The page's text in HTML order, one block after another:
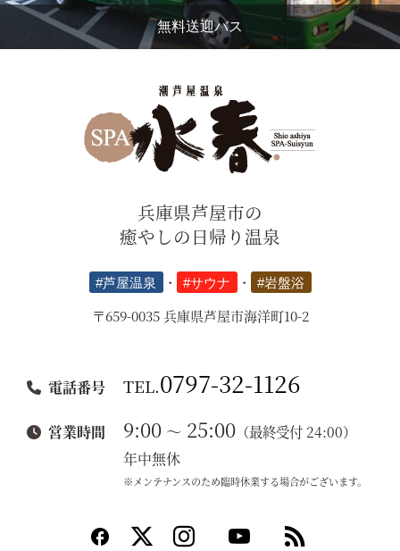
無料送迎バス
兵庫県芦屋市の
癒やしの日帰り温泉
#芦屋温泉 ・ #サウナ ・ #岩盤浴
〒659-0035 兵庫県芦屋市海洋町10-2
電話番号 TEL.0797-32-1126
営業時間 9:00 ～ 25:00 （最終受付 24:00）
年中無休
※メンテナンスのため臨時休業する場合がございます。